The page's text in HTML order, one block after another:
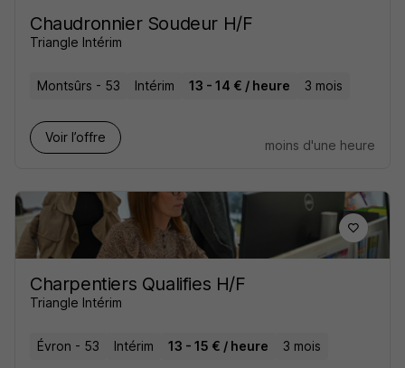
Chaudronnier Soudeur H/F
Triangle Intérim
Montsûrs - 53 Intérim 13 - 14 € / heure 3 mois
Voir l’offre
moins d'une heure
Charpentiers Qualifies H/F
Triangle Intérim
Évron - 53 Intérim 13 - 15 € / heure 3 mois